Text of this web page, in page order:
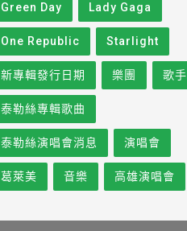
Green Day Lady Gaga
One Republic Starlight
新專輯發行日期 樂團 歌手
泰勒絲專輯歌曲
泰勒絲演唱會消息 演唱會
葛萊美 音樂 高雄演唱會